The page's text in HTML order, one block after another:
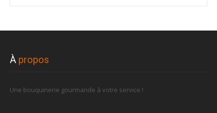
À propos
Une bouquinerie gourmande à votre service !